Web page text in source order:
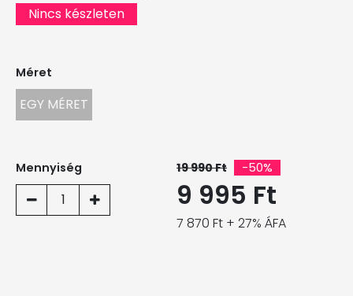
Nincs készleten
Méret
EGY MÉRET
Mennyiség
1
19 990 Ft -50%
9 995 Ft
7 870 Ft + 27% ÁFA